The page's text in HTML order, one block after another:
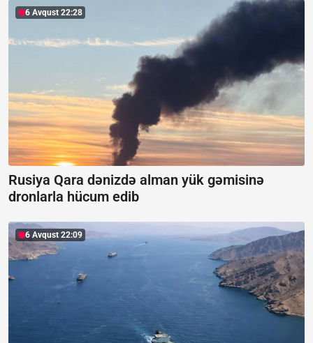
6 Avqust 22:28
Rusiya Qara dənizdə alman yük gəmisinə
dronlarla hücum edib
6 Avqust 22:09